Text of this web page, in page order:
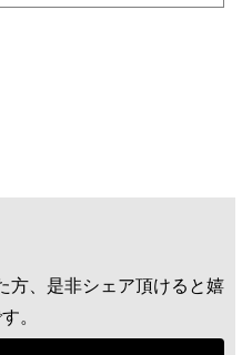
方、是非シェア頂けると嬉
。